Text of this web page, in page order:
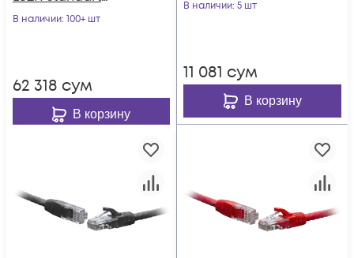
серый
В наличии: 100+ шт
62 318 сум
В корзину
В наличии: 5 шт
11 081 сум
В корзину